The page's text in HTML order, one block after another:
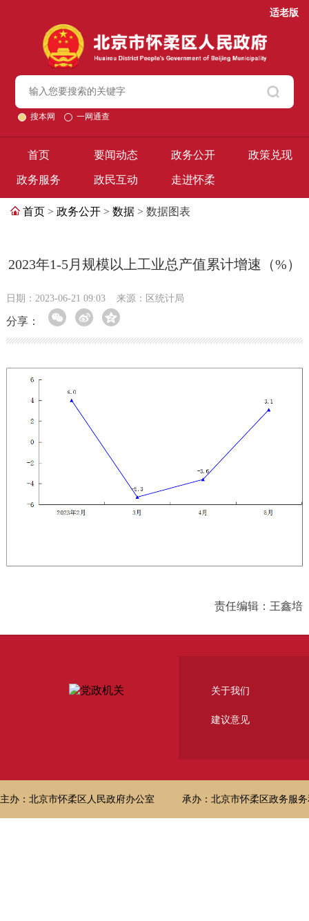
适老版
搜本网 一网通查
首页 要闻动态 政务公开 政策兑现
政务服务 政民互动 走进怀柔
首页 > 政务公开 > 数据 > 数据图表
2023年1-5月规模以上工业总产值累计增速（%）
日期：2023-06-21 09:03 来源：区统计局
分享：
责任编辑：王鑫培
关于我们
建议意见
主办：北京市怀柔区人民政府办公室 承办：北京市怀柔区政务服